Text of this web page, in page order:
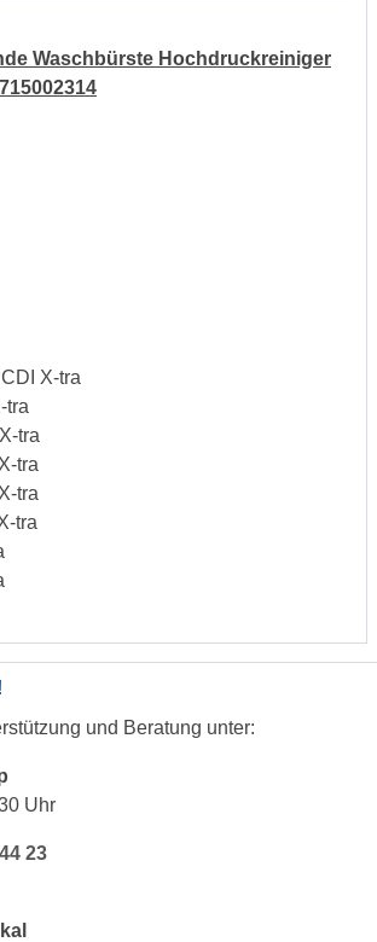
Waschbürste Hochdruckreiniger
X-tra
tra
tra
tra
tra
tra
und Beratung unter:
Uhr
23